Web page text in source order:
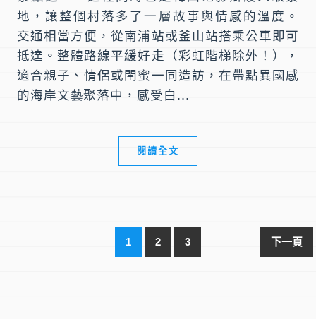
地，讓整個村落多了一層故事與情感的溫度。
交通相當方便，從南浦站或釜山站搭乘公車即可
抵達。整體路線平緩好走（彩虹階梯除外！），
適合親子、情侶或閨蜜一同造訪，在帶點異國感
的海岸文藝聚落中，感受白...
閱讀全文
1 2 3